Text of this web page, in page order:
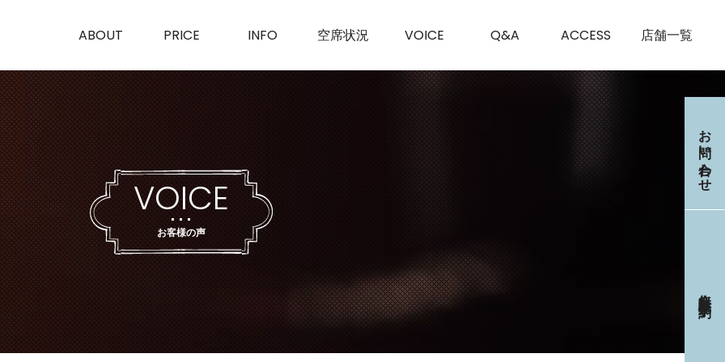
ABOUT PRICE INFO 空席状況 VOICE Q&A ACCESS 店舗一覧
お問い合わせ
予約
VOICE
お客様の声